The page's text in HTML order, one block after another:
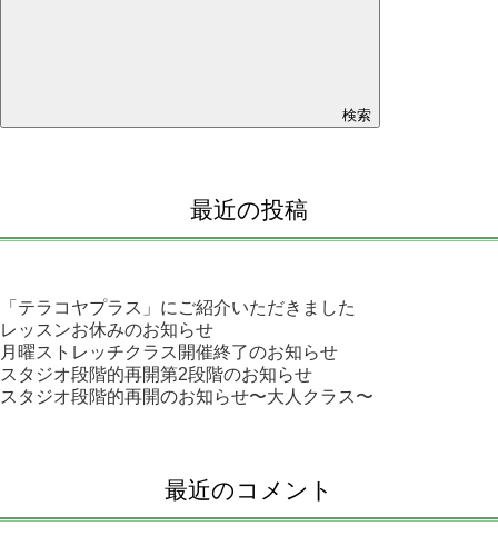
検索
最近の投稿
「テラコヤプラス」にご紹介いただきました
レッスンお休みのお知らせ
月曜ストレッチクラス開催終了のお知らせ
スタジオ段階的再開第2段階のお知らせ
スタジオ段階的再開のお知らせ〜大人クラス〜
最近のコメント